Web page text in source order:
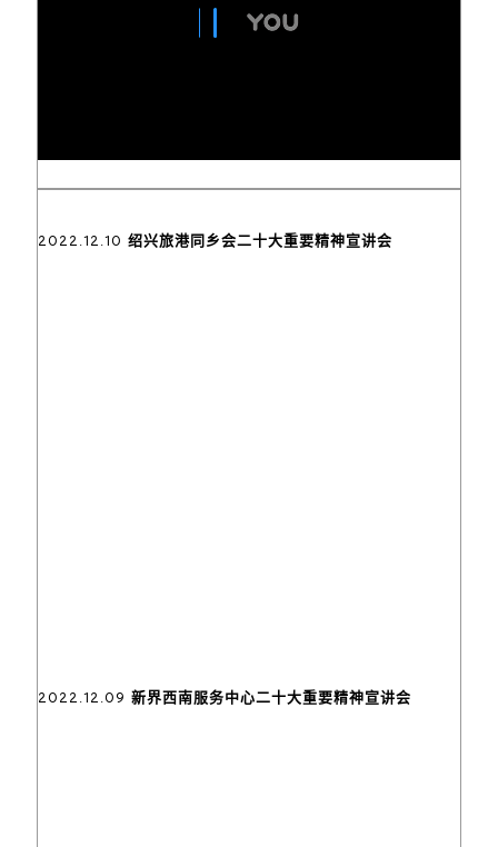
2022.12.10 绍兴旅港同乡会二十大重要精神宣讲会
2022.12.09 新界西南服务中心二十大重要精神宣讲会